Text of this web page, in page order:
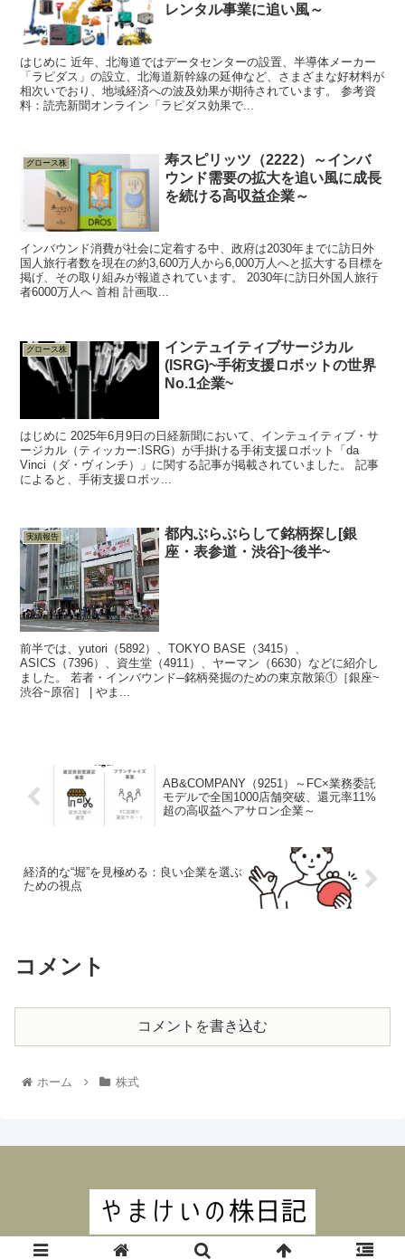
レンタル事業に追い風～
はじめに 近年、北海道ではデータセンターの設置、半導体メーカー
「ラピダス」の設立、北海道新幹線の延伸など、さまざまな好材料が
相次いでおり、地域経済への波及効果が期待されています。 参考資
料：読売新聞オンライン「ラピダス効果で...
グロース株
寿スピリッツ（2222）～インバ
ウンド需要の拡大を追い風に成長
を続ける高収益企業～
インバウンド消費が社会に定着する中、政府は2030年までに訪日外
国人旅行者数を現在の約3,600万人から6,000万人へと拡大する目標を
掲げ、その取り組みが報道されています。 2030年に訪日外国人旅行
者6000万人へ 首相 計画取...
グロース株
インテュイティブサージカル
(ISRG)~手術支援ロボットの世界
No.1企業~
はじめに 2025年6月9日の日経新聞において、インテュイティブ・サ
ージカル（ティッカー:ISRG）が手掛ける手術支援ロボット「da
Vinci（ダ・ヴィンチ）」に関する記事が掲載されていました。 記事
によると、手術支援ロボッ...
実績報告
都内ぶらぶらして銘柄探し[銀
座・表参道・渋谷]~後半~
前半では、yutori（5892）、TOKYO BASE（3415）、
ASICS（7396）、資生堂（4911）、ヤーマン（6630）などに紹介し
ました。 若者・インバウンド─銘柄発掘のための東京散策①［銀座~
渋谷~原宿］ | やま...
AB&COMPANY（9251）～FC×業務委託
モデルで全国1000店舗突破、還元率11%
超の高収益ヘアサロン企業～
経済的な“堀”を見極める：良い企業を選ぶ
ための視点
コメント
コメントを書き込む
ホーム 株式
© 2024 やまけいの株日記.